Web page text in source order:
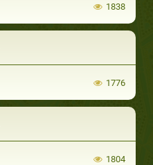
1838
1776
1804